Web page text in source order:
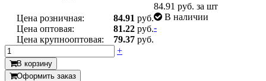
Цена розничная: 84.91 руб.
Цена оптовая:
81.22 руб.
Цена крупнооптовая:
79.37 руб.
84.91 руб. за шт
В наличии
-
+
В корзину
Оформить заказ